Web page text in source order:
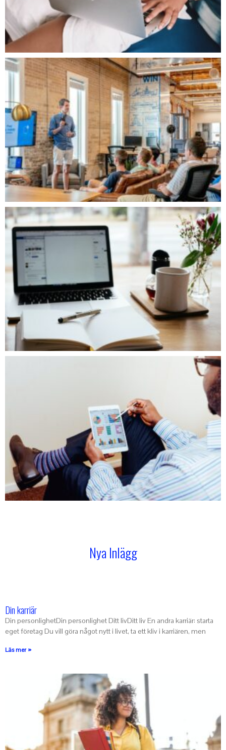
Nya Inlägg
Din karriär
Din personlighetDin personlighet Ditt livDitt liv En andra karriär: starta
eget företag Du vill göra något nytt i livet, ta ett kliv i karriären, men
Läs mer »